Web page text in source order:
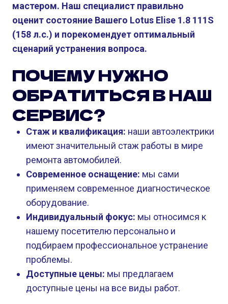
мастером. Наш специалист правильно
оценит состояние Вашего Lotus Elise 1.8 111S
(158 л.с.) и порекомендует оптимальный
сценарий устранения вопроса.
ПОЧЕМУ НУЖНО
ОБРАТИТЬСЯ В НАШ
СЕРВИС?
Стаж и квалификация: наши автоэлектрики
имеют значительный стаж работы в мире
ремонта автомобилей.
Современное оснащение: мы сами
применяем современное диагностическое
оборудование.
Индивидуальный фокус: мы относимся к
нашему посетителю персонально и
подбираем профессиональное устранение
проблемы.
Доступные цены: мы предлагаем
доступные цены на все виды работ.